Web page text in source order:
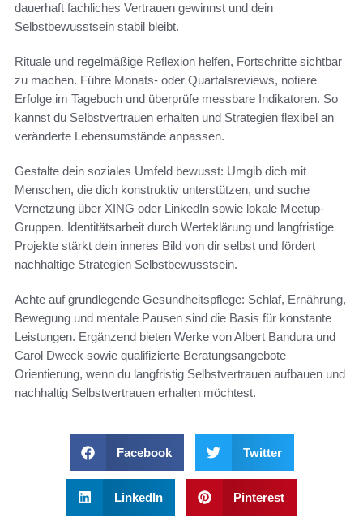
dauerhaft fachliches Vertrauen gewinnst und dein
Selbstbewusstsein stabil bleibt.
Rituale und regelmäßige Reflexion helfen, Fortschritte sichtbar
zu machen. Führe Monats- oder Quartalsreviews, notiere
Erfolge im Tagebuch und überprüfe messbare Indikatoren. So
kannst du Selbstvertrauen erhalten und Strategien flexibel an
veränderte Lebensumstände anpassen.
Gestalte dein soziales Umfeld bewusst: Umgib dich mit
Menschen, die dich konstruktiv unterstützen, und suche
Vernetzung über XING oder LinkedIn sowie lokale Meetup-
Gruppen. Identitätsarbeit durch Werteklärung und langfristige
Projekte stärkt dein inneres Bild von dir selbst und fördert
nachhaltige Strategien Selbstbewusstsein.
Achte auf grundlegende Gesundheitspflege: Schlaf, Ernährung,
Bewegung und mentale Pausen sind die Basis für konstante
Leistungen. Ergänzend bieten Werke von Albert Bandura und
Carol Dweck sowie qualifizierte Beratungsangebote
Orientierung, wenn du langfristig Selbstvertrauen aufbauen und
nachhaltig Selbstvertrauen erhalten möchtest.
Facebook Twitter
LinkedIn Pinterest